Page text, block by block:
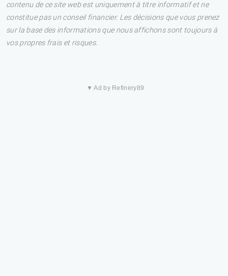
contenu de ce site web est uniquement à titre informatif et ne
constitue pas un conseil financier. Les décisions que vous prenez
sur la base des informations que nous affichons sont toujours à
vos propres frais et risques.
▼ Ad by Refinery89